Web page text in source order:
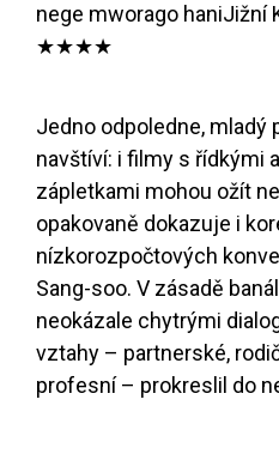
nege mworago haniJižní
★★★★
Jedno odpoledne, mladý
navštíví: i filmy s řídkými
zápletkami mohou ožít
opakovaně dokazuje i
nízkorozpočtových
Sang-soo. V zásadě
neokázale chytrými
vztahy – partnerské,
profesní – prokreslil do